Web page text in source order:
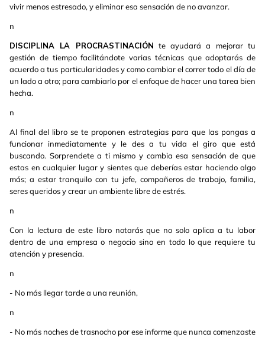
vivir menos estresado, y eliminar esa sensación de no avanzar.
n
DISCIPLINA LA PROCRASTINACIÓN te ayudará a mejorar tu
gestión de tiempo facilitándote varias técnicas que adoptarás de
acuerdo a tus particularidades y como cambiar el correr todo el día de
un lado a otro; para cambiarlo por el enfoque de hacer una tarea bien
hecha.
n
Al final del libro se te proponen estrategias para que las pongas a
funcionar inmediatamente y le des a tu vida el giro que está
buscando. Sorprendete a ti mismo y cambia esa sensación de que
estas en cualquier lugar y sientes que deberías estar haciendo algo
más; a estar tranquilo con tu jefe, compañeros de trabajo, familia,
seres queridos y crear un ambiente libre de estrés.
n
Con la lectura de este libro notarás que no solo aplica a tu labor
dentro de una empresa o negocio sino en todo lo que requiere tu
atención y presencia.
n
- No más llegar tarde a una reunión,
n
- No más noches de trasnocho por ese informe que nunca comenzaste